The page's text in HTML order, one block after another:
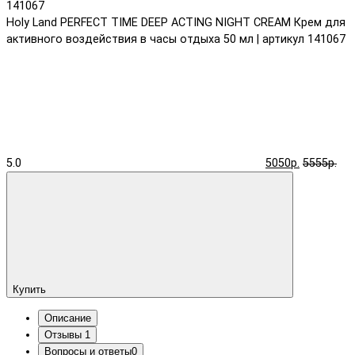
Holy Land PERFECT TIME DEEP ACTING NIGHT CREAM Крем для
активного воздействия в часы отдыха 50 мл | артикул 141067
5.0 5050р. 5555р.
Купить
Описание
Отзывы 1
Вопросы и ответы0